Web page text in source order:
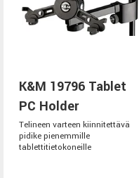
K&M 19796 Tablet
PC Holder
Telineen varteen kiinnitettävä
pidike pienemmille
tablettitietokoneille